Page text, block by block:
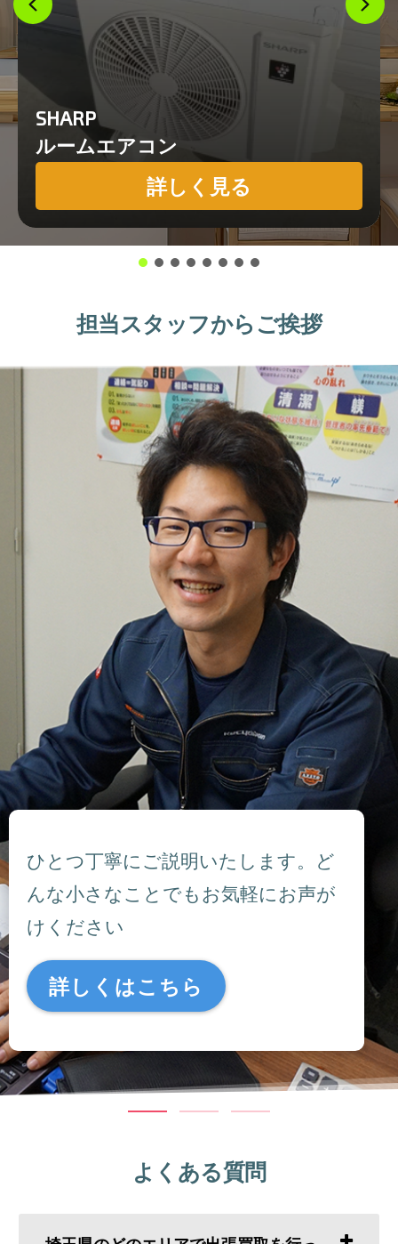
SHARP
ルームエアコン
詳しく見る
担当スタッフからご挨拶
ひとつ丁寧にご説明いたします。ど
んな小さなことでもお気軽にお声が
けください
詳しくはこちら
よくある質問